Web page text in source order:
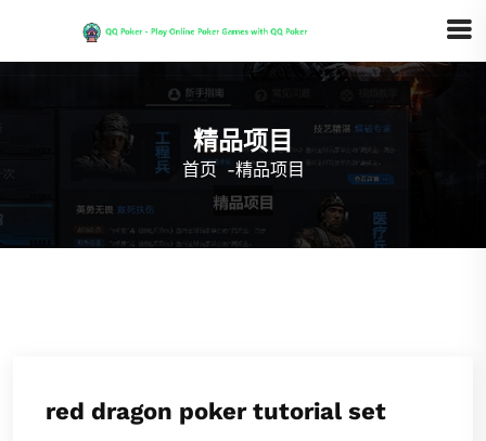
精品项目
首页 -精品项目
red dragon poker tutorial set